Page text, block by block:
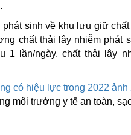
sinh về khu lưu giữ
chất thải lây nhiễm phát
1 lần/ngày, chất thải lây
môi trường y tế an toàn,